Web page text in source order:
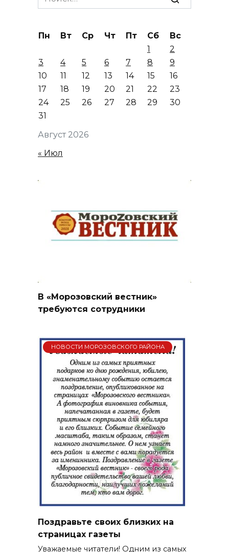
for:
Август 2026
Пн Вт Ср Чт Пт Сб
Вс
1
2
3
4 5 6 7 8
9
10
11 12 13 14 15
16
17
18 19 20 21 22
23
24
25 26 27 28 29
30
31
« Июл
В «Морозовский вестник»
требуются сотрудники
НОВОСТИ МОРОЗОВСКОГО РАЙОНА
Поздравьте своих близких на
страницах газеты
Уважаемые читатели! Одним из самых